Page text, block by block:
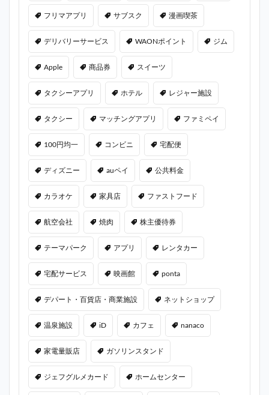
フリマアプリ サブスク 漫画喫茶
デリバリーサービス WAONポイント ジム
Apple 商品券 スイーツ
タクシーアプリ ホテル レジャー施設
タクシー マッチングアプリ ファミペイ
100円均一 コンビニ 宅配便
ディズニー auペイ 公共料金
カラオケ 家具店 ファストフード
航空会社 焼肉 株主優待券
テーマパーク アプリ レンタカー
宅配サービス 映画館 ponta
デパート・百貨店・商業施設 ネットショップ
温泉施設 iD カフェ nanaco
家電量販店 ガソリンスタンド
ジェフグルメカード ホームセンター